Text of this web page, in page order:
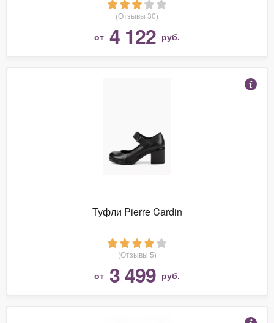
(Отзывы 30)
от 4 122 руб.
Туфли Pierre Cardin
(Отзывы 5)
от 3 499 руб.